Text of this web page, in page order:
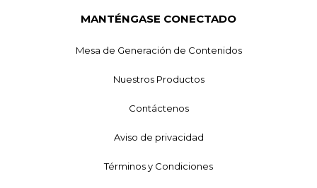
MANTÉNGASE CONECTADO
Mesa de Generación de Contenidos
Nuestros Productos
Contáctenos
Aviso de privacidad
Términos y Condiciones